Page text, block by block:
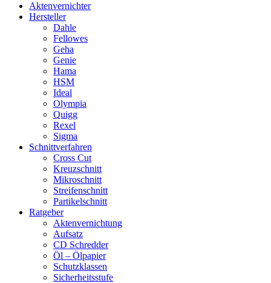
Aktenvernichter
Hersteller
Dahle
Fellowes
Geha
Genie
Hama
HSM
Ideal
Olympia
Quigg
Rexel
Sigma
Schnittverfahren
Cross Cut
Kreuzschnitt
Mikroschnitt
Streifenschnitt
Partikelschnitt
Ratgeber
Aktenvernichtung
Aufsatz
CD Schredder
Öl – Ölpapier
Schutzklassen
Sicherheitsstufe